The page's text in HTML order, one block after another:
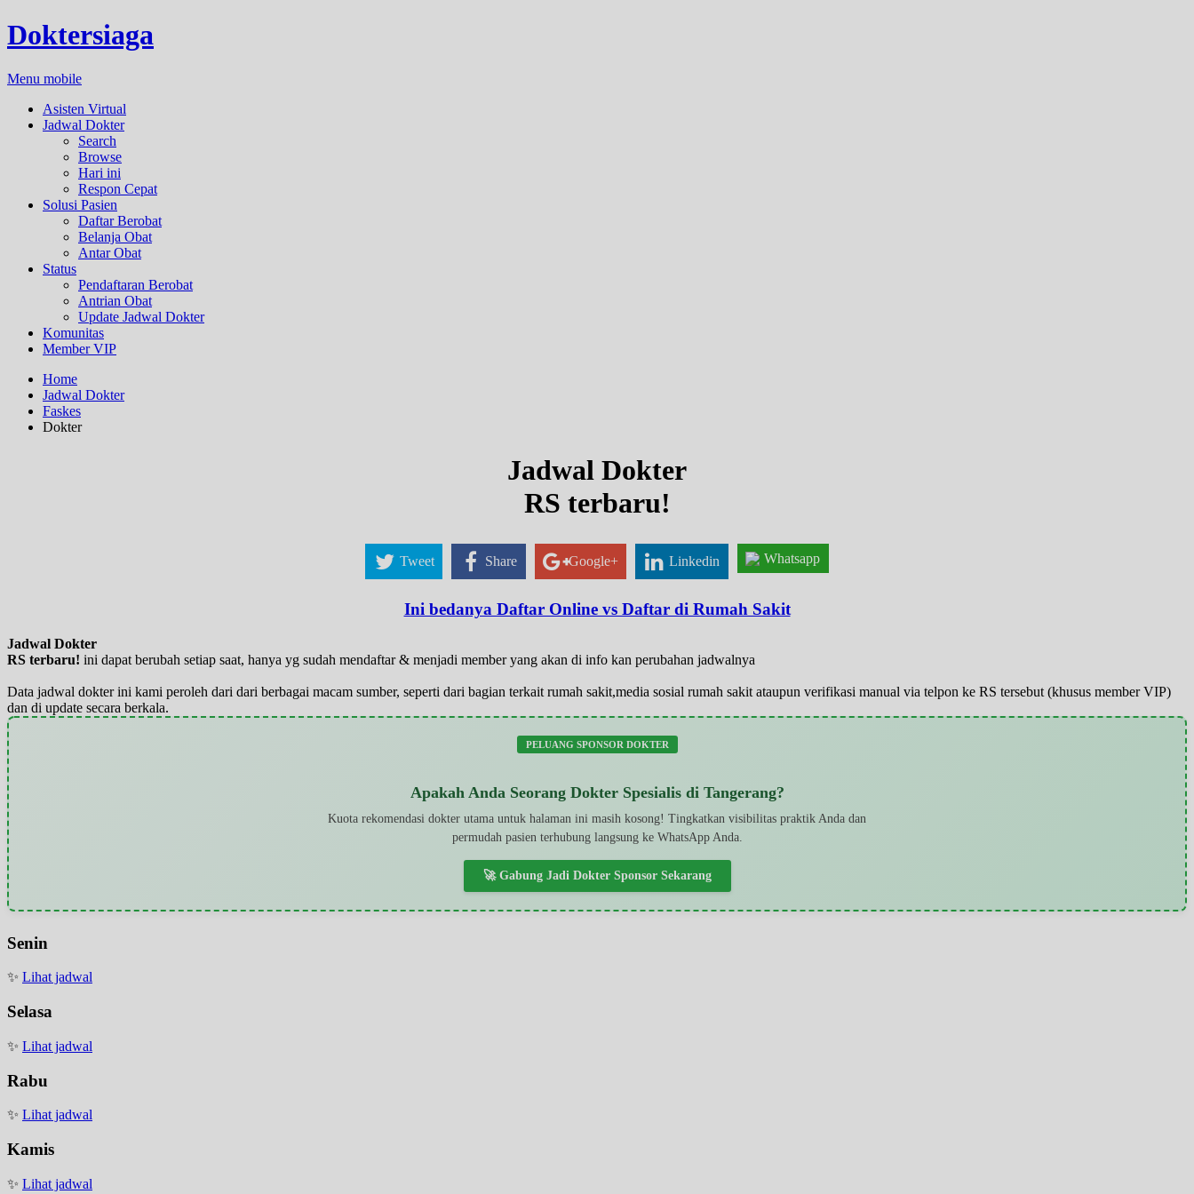
Doktersiaga
Menu mobile
Asisten Virtual
Jadwal Dokter
Search
Browse
Hari ini
Respon Cepat
Solusi Pasien
Daftar Berobat
Belanja Obat
Antar Obat
Status
Pendaftaran Berobat
Antrian Obat
Update Jadwal Dokter
Komunitas
Member VIP
Home
Jadwal Dokter
Faskes
Dokter
Jadwal Dokter
RS terbaru!
Tweet Share Google+ Linkedin Whatsapp
Ini bedanya Daftar Online vs Daftar di Rumah Sakit
Jadwal Dokter
RS terbaru! ini dapat berubah setiap saat, hanya yg sudah mendaftar & menjadi member yang akan di info kan perubahan jadwalnya
Data jadwal dokter ini kami peroleh dari dari berbagai macam sumber, seperti dari bagian terkait rumah sakit,media sosial rumah sakit ataupun verifikasi manual via telpon ke RS tersebut (khusus member VIP)
dan di update secara berkala.
PELUANG SPONSOR DOKTER
Apakah Anda Seorang Dokter Spesialis di Tangerang?
Kuota rekomendasi dokter utama untuk halaman ini masih kosong! Tingkatkan visibilitas praktik Anda dan
permudah pasien terhubung langsung ke WhatsApp Anda.
🚀 Gabung Jadi Dokter Sponsor Sekarang
Senin
✨ Lihat jadwal
Selasa
✨ Lihat jadwal
Rabu
✨ Lihat jadwal
Kamis
✨ Lihat jadwal